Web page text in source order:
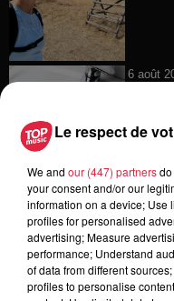
6 août
6 août
Tags
Le respect de
We and our (447) partners
your consent and/or our
information on a device; Use
profiles for personalised
advertising; Measure
performance; Understand
of data from different
profiles to personalise